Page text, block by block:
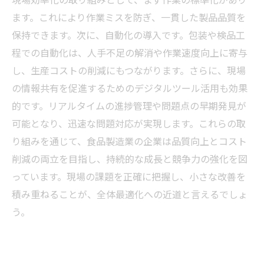
ます。これにより作業ミスを防ぎ、一貫した製品品質を
保持できます。次に、自動化の導入です。包装や検品工
程での自動化は、人手不足の解消や作業速度向上に寄与
し、生産コストの削減にもつながります。さらに、現場
の情報共有を促進するためのデジタルツール活用も効果
的です。リアルタイムの進捗管理や問題点の早期発見が
可能となり、迅速な問題対応が実現します。これらの取
り組みを通じて、食品製造業の企業は品質向上とコスト
削減の両立を目指し、持続的な成長と競争力の強化を図
っています。現場の課題を正確に把握し、小さな改善を
積み重ねることが、全体最適化への近道と言えるでしょ
う。